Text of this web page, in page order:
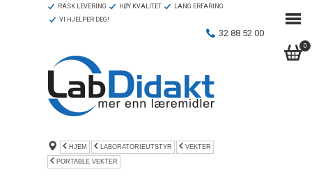
0
RASK LEVERING HØY KVALITET
LANG ERFARING
VI HJELPER DEG!
32 88 52 00
HJEM LABORATORIEUTSTYR VEKTER
PORTABLE VEKTER